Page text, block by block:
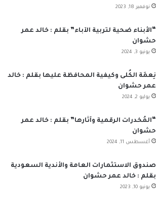
نوفمبر 18, 2023
“الأبناء ضحية لتربية الآباء” بقلم : خالد عمر
حشوان
يونيو 3, 2024
نِعمَة الكُلى وكيفية المحافظة عليها بقلم : خالد
عمر حشوان
يوليو 2, 2024
“المُخدرات الرقمية وآثارها” بقلم : خالد عمر
حشوان
أغسطس 11, 2024
صندوق الاستثمارات العامة والأندية السعودية
بقلم : خالد عمر حشوان
يونيو 10, 2023